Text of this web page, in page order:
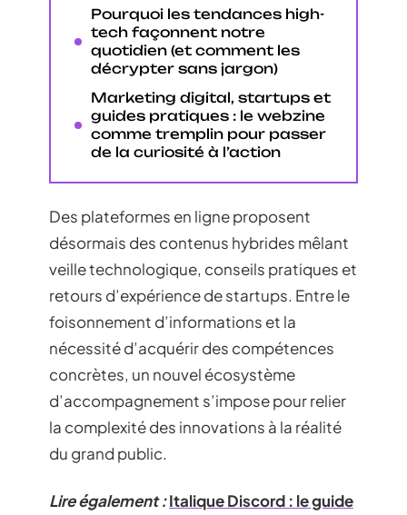
Pourquoi les tendances high-
tech façonnent notre
quotidien (et comment les
décrypter sans jargon)
Marketing digital, startups et
guides pratiques : le webzine
comme tremplin pour passer
de la curiosité à l’action
Des plateformes en ligne proposent
désormais des contenus hybrides mêlant
veille technologique, conseils pratiques et
retours d’expérience de startups. Entre le
foisonnement d’informations et la
nécessité d’acquérir des compétences
concrètes, un nouvel écosystème
d’accompagnement s’impose pour relier
la complexité des innovations à la réalité
du grand public.
Lire également :Italique Discord : le guide